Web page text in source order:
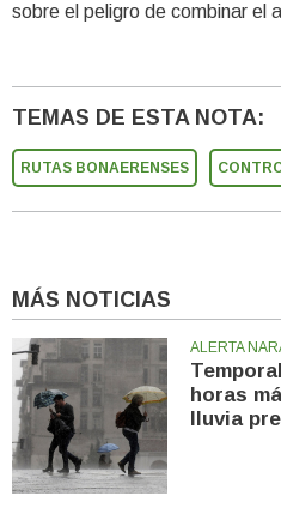
sobre el peligro de combinar el
TEMAS DE ESTA NOTA:
RUTAS BONAERENSES
MÁS NOTICIAS
ALERTA
horas
lluvia